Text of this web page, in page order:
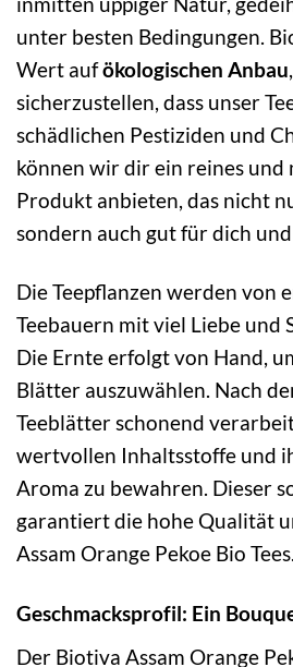
unter besten Bedingungen.
Wert aufökologischen Anbau
sicherzustellen, dass unser
schädlichen Pestiziden und
können wir dir ein reines und
Produkt anbieten, das nicht
sondern auch gut für dich
Die Teepflanzen werden von
Teebauern mit viel Liebe und
Die Ernte erfolgt von Hand,
Blätter auszuwählen. Nach
Teeblätter schonend
wertvollen Inhaltsstoffe und
Aroma zu bewahren. Dieser
garantiert die hohe Qualität
Assam Orange Pekoe Bio Tees.
Geschmacksprofil: Ein
Der Biotiva Assam Orange